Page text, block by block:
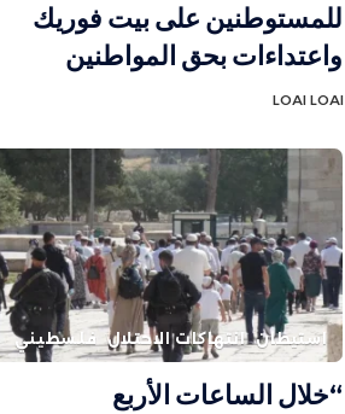
للمستوطنين على بيت فوريك
واعتداءات بحق المواطنين
LOAI LOAI
استيطان انتهاكات الاحتلال فلسطيني
“خلال الساعات الأربع